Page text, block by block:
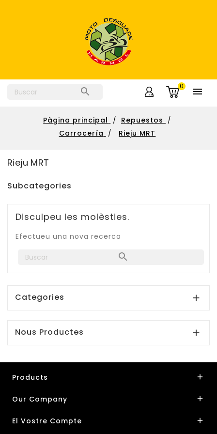
 
0
Pàgina principal
Repuestos
Carrocería
Rieju MRT
Rieju MRT
Subcategories
Disculpeu les molèsties.
Efectueu una nova recerca

Categories 
Nous Productes 
Products 
Our Company 
El Vostre Compte 